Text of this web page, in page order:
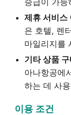
승급이 가능
제휴 서비스
은 호텔, 렌
마일리지를
기타 상품
아나항공에
하는 데 사
이용 조건